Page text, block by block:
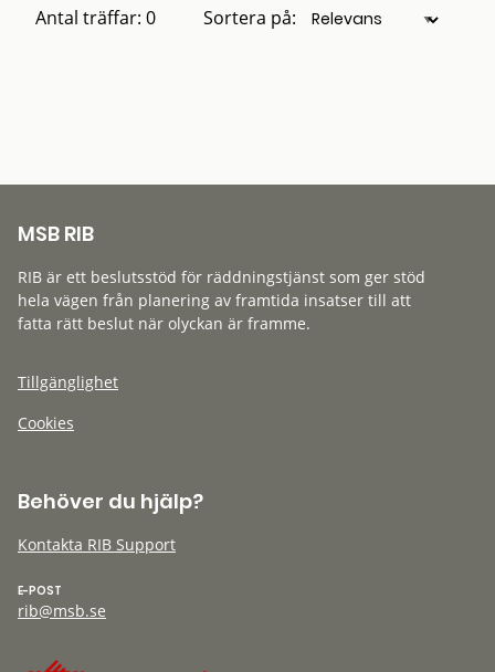
Antal träffar: 0 Sortera på:
MSB RIB
RIB är ett beslutsstöd för räddningstjänst som ger stöd
hela vägen från planering av framtida insatser till att
fatta rätt beslut när olyckan är framme.
Tillgänglighet
Cookies
Behöver du hjälp?
Kontakta RIB Support
E-POST
rib@msb.se